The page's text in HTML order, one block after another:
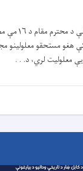
د محترم مقام د ۱۶مې
هغو مستحقو معلولینو
معلولیت لري، د. . .